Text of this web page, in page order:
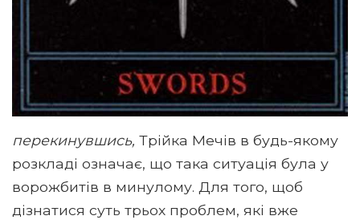
перекинувшись, Трійка Мечів в будь-якому
розкладі означає, що така ситуація була у
ворожбитів в минулому. Для того, щоб
дізнатися суть трьох проблем, які вже